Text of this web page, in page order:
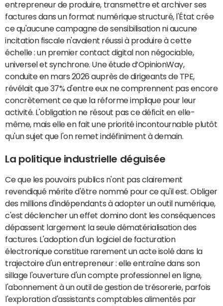
entrepreneur de produire, transmettre et archiver ses
factures dans un format numérique structuré, l'État crée
ce qu'aucune campagne de sensibilisation ni aucune
incitation fiscale n'avaient réussi à produire à cette
échelle : un premier contact digital non négociable,
universel et synchrone. Une étude d’OpinionWay,
conduite en mars 2026 auprès de dirigeants de TPE,
révélait que 37% d'entre eux ne comprennent pas encore
concrètement ce que la réforme implique pour leur
activité. L'obligation ne résout pas ce déficit en elle-
même, mais elle en fait une priorité incontournable plutôt
qu'un sujet que l'on remet indéfiniment à demain.
La politique industrielle déguisée
Ce que les pouvoirs publics n'ont pas clairement
revendiqué mérite d'être nommé pour ce qu'il est. Obliger
des millions d'indépendants à adopter un outil numérique,
c'est déclencher un effet domino dont les conséquences
dépassent largement la seule dématérialisation des
factures. L'adoption d'un logiciel de facturation
électronique constitue rarement un acte isolé dans la
trajectoire d'un entrepreneur : elle entraîne dans son
sillage l'ouverture d'un compte professionnel en ligne,
l'abonnement à un outil de gestion de trésorerie, parfois
l'exploration d'assistants comptables alimentés par